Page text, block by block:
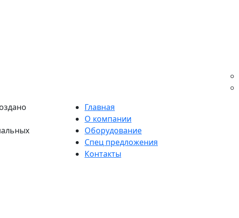
Главная
О компании
Оборудование
Спец предложения
Контакты